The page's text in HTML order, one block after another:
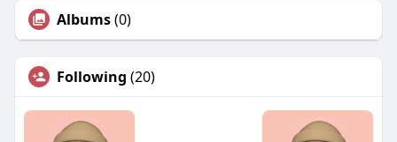
Albums(0)
Following (20)